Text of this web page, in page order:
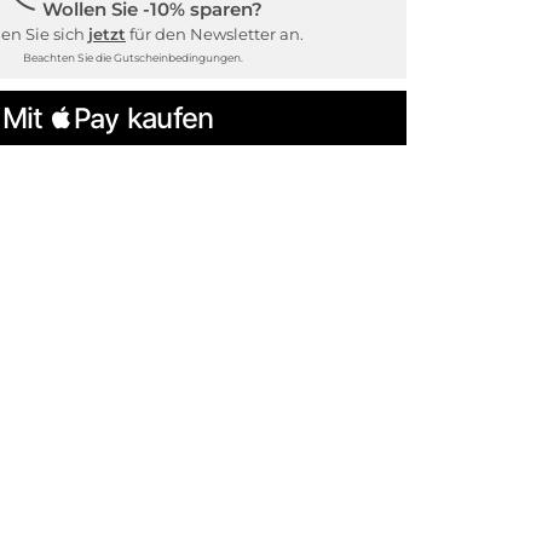
Wollen Sie -10% sparen?
Sie sich jetzt für den Newsletter an.
Beachten Sie die Gutscheinbedingungen.